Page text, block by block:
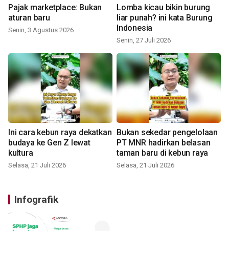
Pajak marketplace: Bukan
aturan baru
Senin, 3 Agustus 2026
Lomba kicau bikin burung
liar punah? ini kata Burung
Indonesia
Senin, 27 Juli 2026
Ini cara kebun raya dekatkan
budaya ke Gen Z lewat
kultura
Selasa, 21 Juli 2026
Bukan sekedar pengelolaan
PT MNR hadirkan belasan
taman baru di kebun raya
Selasa, 21 Juli 2026
Infografik